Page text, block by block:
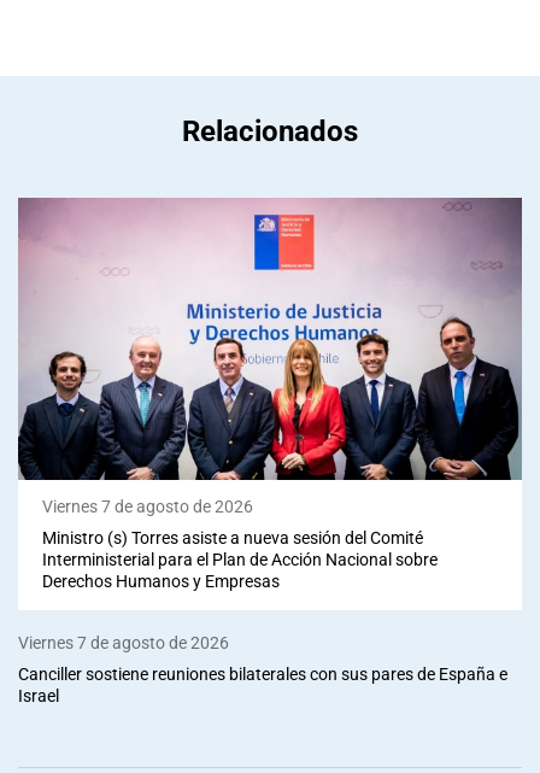
Relacionados
Viernes 7 de agosto de 2026
Ministro (s) Torres asiste a nueva sesión del Comité
Interministerial para el Plan de Acción Nacional sobre
Derechos Humanos y Empresas
Viernes 7 de agosto de 2026
Canciller sostiene reuniones bilaterales con sus pares de España e
Israel